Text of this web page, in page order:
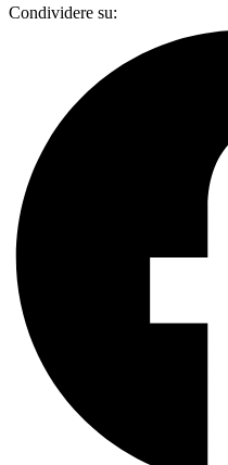
Condividere su: